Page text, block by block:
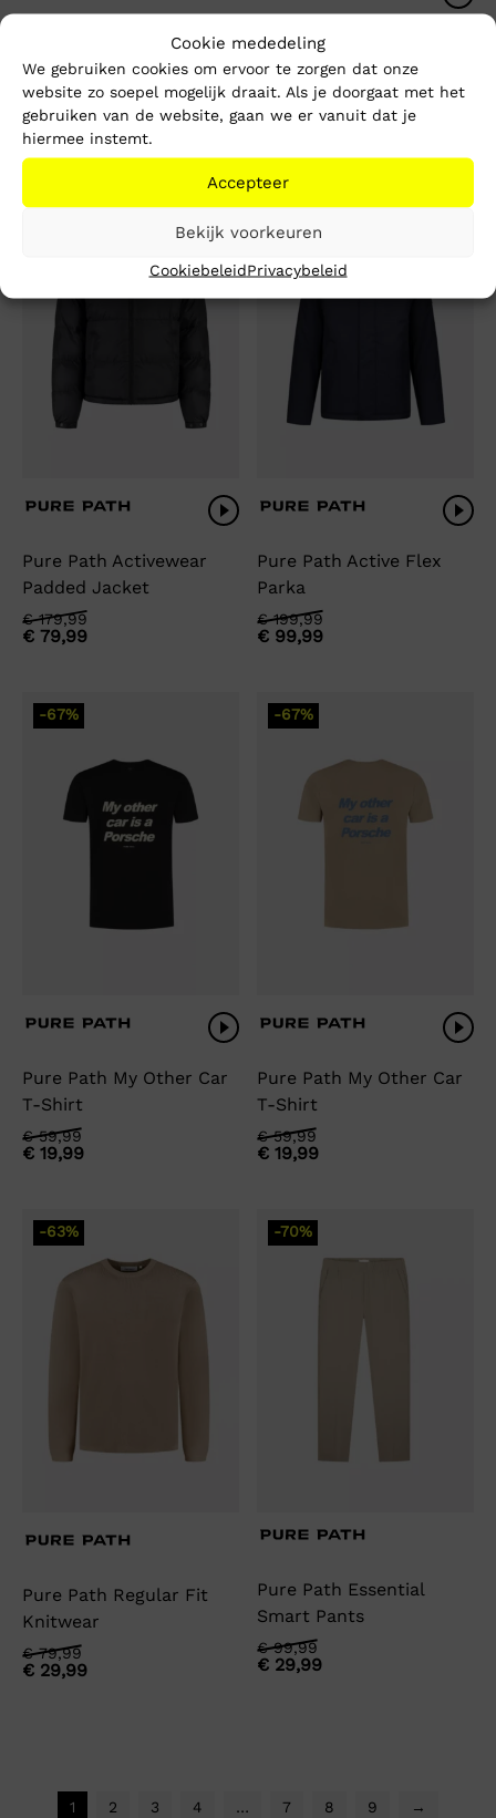
Cookie mededeling
We gebruiken cookies om ervoor te zorgen dat onze
website zo soepel mogelijk draait. Als je doorgaat met het
gebruiken van de website, gaan we er vanuit dat je
hiermee instemt.
Accepteer
Bekijk voorkeuren
CookiebeleidPrivacybeleid
Pure Path Active Flex
Parka
€199,99
Oorspronkelijke
prijs
was:
€ 199,99.
€99,99
Huidige
prijs
is:
€ 99,99.
Pure Path Activewear
Padded Jacket
€179,99
Oorspronkelijke
prijs
€ 79,99
Huidige
prijs
Pure Path Activewear
Padded Jacket
€179,99
Oorspronkelijke
prijs
€ 79,99
Huidige
prijs
Pure Path Active Flex
Parka
€199,99
Oorspronkelijke
prijs
€ 99,99
Huidige
prijs
-67%
Pure Path My Other Car
T-Shirt
€59,99
Oorspronkelijke
prijs
€ 19,99
Huidige
prijs
-67%
Pure Path My Other Car
T-Shirt
€59,99
Oorspronkelijke
prijs
€ 19,99
Huidige
prijs
-63%
Pure Path Regular Fit
Knitwear
€79,99
Oorspronkelijke
prijs
€ 29,99
Huidige
prijs
-70%
Pure Path Essential
Smart Pants
€99,99
Oorspronkelijke
prijs
€ 29,99
Huidige
prijs
1 2 3 4 … 7 8 9 →